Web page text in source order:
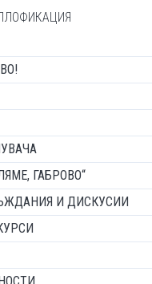
ГАБРОВО“
И ДИСКУСИИ